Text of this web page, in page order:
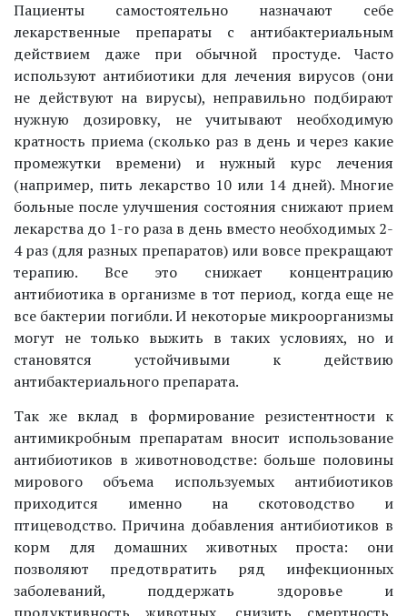
Пациенты самостоятельно назначают себе
лекарственные препараты с антибактериальным
действием даже при обычной простуде. Часто
используют антибиотики для лечения вирусов (они
не действуют на вирусы), неправильно подбирают
нужную дозировку, не учитывают необходимую
кратность приема (сколько раз в день и через какие
промежутки времени) и нужный курс лечения
(например, пить лекарство 10 или 14 дней). Многие
больные после улучшения состояния снижают прием
лекарства до 1-го раза в день вместо необходимых 2-
4 раз (для разных препаратов) или вовсе прекращают
терапию. Все это снижает концентрацию
антибиотика в организме в тот период, когда еще не
все бактерии погибли. И некоторые микроорганизмы
могут не только выжить в таких условиях, но и
становятся устойчивыми к действию
антибактериального препарата.
Так же вклад в формирование резистентности к
антимикробным препаратам вносит использование
антибиотиков в животноводстве: больше половины
мирового объема используемых антибиотиков
приходится именно на скотоводство и
птицеводство. Причина добавления антибиотиков в
корм для домашних животных проста: они
позволяют предотвратить ряд инфекционных
заболеваний, поддержать здоровье и